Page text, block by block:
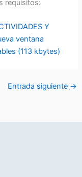
requisitos:
(113 kbytes)
Entrada siguiente →